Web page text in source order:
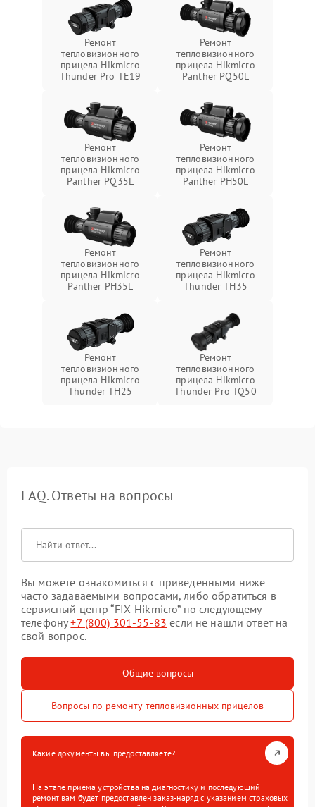
Ремонт
тепловизионного
прицела Hikmicro
Thunder Pro TE19
Ремонт
тепловизионного
прицела Hikmicro
Panther PQ50L
Ремонт
тепловизионного
прицела Hikmicro
Panther PQ35L
Ремонт
тепловизионного
прицела Hikmicro
Panther PH50L
Ремонт
тепловизионного
прицела Hikmicro
Panther PH35L
Ремонт
тепловизионного
прицела Hikmicro
Thunder TH35
Ремонт
тепловизионного
прицела Hikmicro
Thunder TH25
Ремонт
тепловизионного
прицела Hikmicro
Thunder Pro TQ50
FAQ. Ответы на вопросы
Вы можете ознакомиться с приведенными ниже
часто задаваемыми вопросами, либо обратиться в
сервисный центр “FIX-Hikmicro” по следующему
телефону+7 (800) 301-55-83 если не нашли ответ на
свой вопрос.
Общие вопросы
Вопросы по ремонту тепловизионных прицелов
Какие документы вы предоставляете?
На этапе приема устройства на диагностику и последующий
ремонт вам будет предоставлен заказ-наряд с указанием страховых